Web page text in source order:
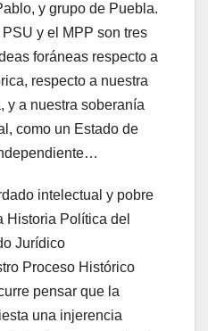
y grupo de Puebla.
y el MPP son tres
foráneas respecto a
respecto a nuestra
y a nuestra soberanía
como un Estado de
intelectual y pobre
Historia Política del
Jurídico
Proceso Histórico
pensar que la
una injerencia